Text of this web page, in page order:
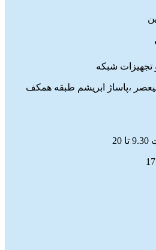
شبکه
،پاساژ ابریشم طبقه همکف